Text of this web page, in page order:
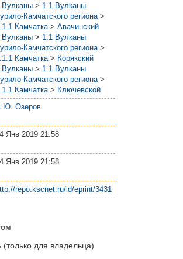
Вулканы > 1.1 Вулканы
Камчатского региона >
Камчатка > Авачинский
Вулканы > 1.1 Вулканы
Камчатского региона >
Камчатка > Корякский
Вулканы > 1.1 Вулканы
Камчатского региона >
Камчатка > Ключевской
Озеров
Янв 2019 21:58
Янв 2019 21:58
repo.kscnet.ru/id/eprint/3431
(только для владельца)